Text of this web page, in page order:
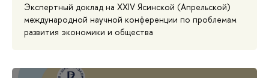
Экспертный доклад на XXIV Ясинской (Апрельской)
международной научной конференции по проблемам
развития экономики и общества